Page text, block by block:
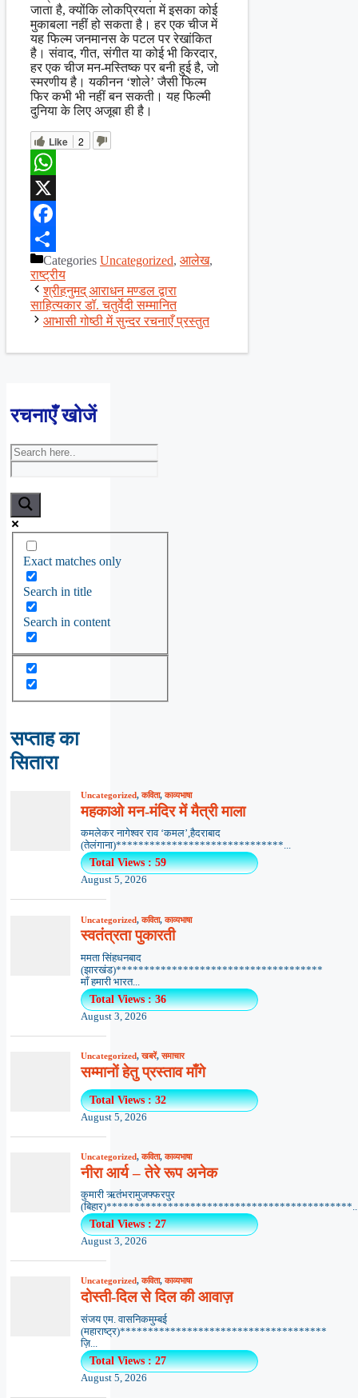
जाता है, क्योंकि लोकप्रियता में इसका कोई
मुकाबला नहीं हो सकता है। हर एक चीज में
यह फिल्म जनमानस के पटल पर रेखांकित
है। संवाद, गीत, संगीत या कोई भी किरदार,
हर एक चीज मन-मस्तिष्क पर बनी हुई है, जो
स्मरणीय है। यकीनन ‘शोले’ जैसी फिल्म
फिर कभी भी नहीं बन सकती। यह फिल्मी
दुनिया के लिए अजूबा ही है।
Like 2
WhatsApp
X
Facebook
ShareCategories Uncategorized, आलेख,
राष्ट्रीय
श्रीहनुमद् आराधन मण्डल द्वारा
साहित्यकार डॉ. चतुर्वेदी सम्मानित
आभासी गोष्ठी में सुन्दर रचनाएँ प्रस्तुत
रचनाएँ खोजें
Exact matches only
Search in title
Search in content
सप्ताह का
सितारा
Uncategorized,कविता,काव्यभाषा
महकाओ मन-मंदिर में मैत्री माला
कमलेकर नागेश्वर राव ‘कमल’,हैदराबाद
(तेलंगाना)******************************...
Total Views : 59
August 5, 2026
Uncategorized,कविता,काव्यभाषा
स्वतंत्रता पुकारती
ममता सिंहधनबाद
(झारखंड)*************************************
माँ हमारी भारत...
Total Views : 36
August 3, 2026
Uncategorized,खबरें,समाचार
सम्मानों हेतु प्रस्ताव माँगे
Total Views : 32
August 5, 2026
Uncategorized,कविता,काव्यभाषा
नीरा आर्य – तेरे रूप अनेक
कुमारी ऋतंभरामुजफ्फरपुर
Total Views : 27
August 3, 2026
Uncategorized,कविता,काव्यभाषा
दोस्ती-दिल से दिल की आवाज़
संजय एम. वासनिकमुम्बई
(महाराष्ट्र)*************************************
ज़ि...
Total Views : 27
August 5, 2026